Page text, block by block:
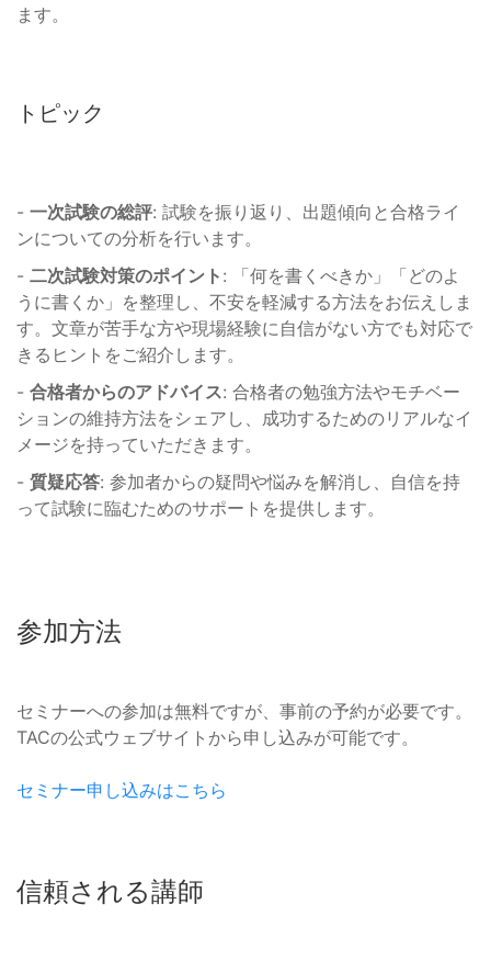
ます。
トピック
- 一次試験の総評: 試験を振り返り、出題傾向と合格ライ
ンについての分析を行います。
- 二次試験対策のポイント : 「何を書くべきか」「どのよ
うに書くか」を整理し、不安を軽減する方法をお伝えしま
す。文章が苦手な方や現場経験に自信がない方でも対応で
きるヒントをご紹介します。
- 合格者からのアドバイス: 合格者の勉強方法やモチベー
ションの維持方法をシェアし、成功するためのリアルなイ
メージを持っていただきます。
- 質疑応答: 参加者からの疑問や悩みを解消し、自信を持
って試験に臨むためのサポートを提供します。
参加方法
セミナーへの参加は無料ですが、事前の予約が必要です。
TACの公式ウェブサイトから申し込みが可能です。
セミナー申し込みはこちら
信頼される講師